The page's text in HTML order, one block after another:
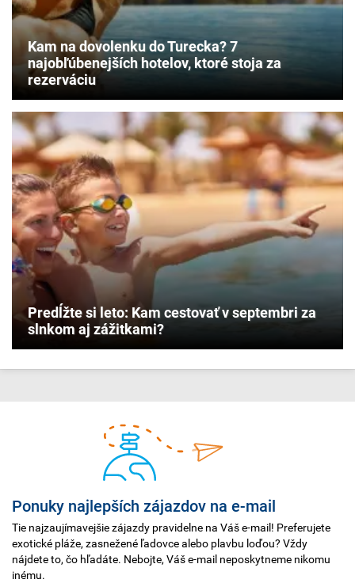
Kam na dovolenku do Turecka? 7
najobľúbenejších hotelov, ktoré stoja za
rezerváciu
Predĺžte si leto: Kam cestovať v septembri za
slnkom aj zážitkami?
Ponuky najlepších zájazdov na e-mail
Tie najzaujímavejšie zájazdy pravidelne na Váš e-mail! Preferujete
exotické pláže, zasnežené ľadovce alebo plavbu loďou? Vždy
nájdete to, čo hľadáte. Nebojte, Váš e-mail neposkytneme nikomu
inému.